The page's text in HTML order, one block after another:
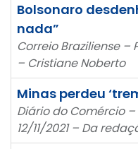
Bolsonaro
nada”
Correio Braziliense –
– Cristiane Noberto
Minas perdeu
Diário do Comércio –
12/11/2021 – Da